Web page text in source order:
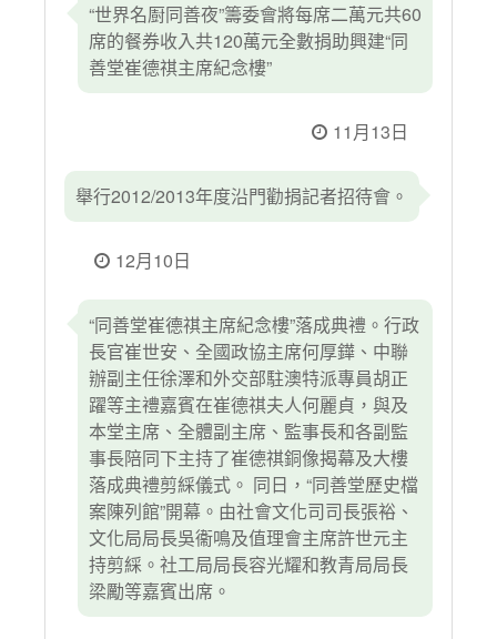
“世界名㕑同善夜”籌委會將每席二萬元共60
席的餐券收入共120萬元全數捐助興建“同
善堂崔德祺主席紀念樓”
11月13日
舉行2012/2013年度沿門勸捐記者招待會。
12月10日
“同善堂崔德祺主席紀念樓”落成典禮。行政
長官崔世安、全國政協主席何厚鏵、中聯
辦副主任徐澤和外交部駐澳特派專員胡正
躍等主禮嘉賓在崔德祺夫人何麗貞，與及
本堂主席、全體副主席、監事長和各副監
事長陪同下主持了崔德祺銅像揭幕及大樓
落成典禮剪綵儀式。 同日，“同善堂歷史檔
案陳列館”開幕。由社會文化司司長張裕、
文化局局長吳衞鳴及值理會主席許世元主
持剪綵。社工局局長容光耀和教青局局長
梁勵等嘉賓出席。